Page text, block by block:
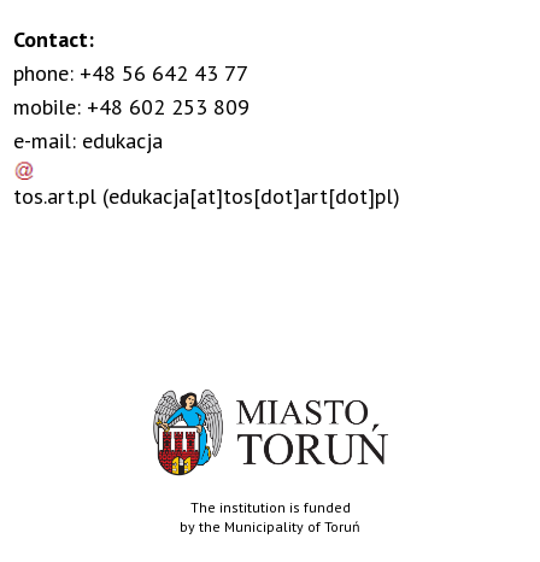
Contact:
phone: +48 56 642 43 77
mobile: +48 602 253 809
e-mail: edukacja
tos.art.pl (edukacja[at]tos[dot]art[dot]pl)
The institution is funded
by the Municipality of Toruń